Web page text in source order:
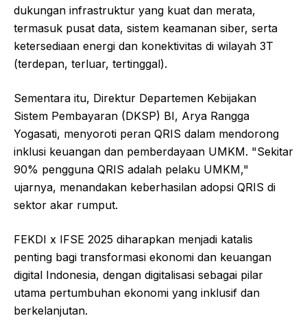
dukungan infrastruktur yang kuat dan merata,
termasuk pusat data, sistem keamanan siber, serta
ketersediaan energi dan konektivitas di wilayah 3T
(terdepan, terluar, tertinggal).
Sementara itu, Direktur Departemen Kebijakan
Sistem Pembayaran (DKSP) BI, Arya Rangga
Yogasati, menyoroti peran QRIS dalam mendorong
inklusi keuangan dan pemberdayaan UMKM. "Sekitar
90% pengguna QRIS adalah pelaku UMKM,"
ujarnya, menandakan keberhasilan adopsi QRIS di
sektor akar rumput.
FEKDI x IFSE 2025 diharapkan menjadi katalis
penting bagi transformasi ekonomi dan keuangan
digital Indonesia, dengan digitalisasi sebagai pilar
utama pertumbuhan ekonomi yang inklusif dan
berkelanjutan.